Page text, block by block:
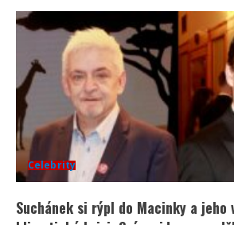
Celebrity
Suchánek si rýpl do Macinky a jeho